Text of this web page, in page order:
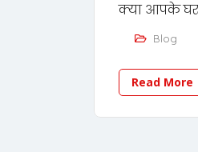
क्या आपके घर
Blog
Read More